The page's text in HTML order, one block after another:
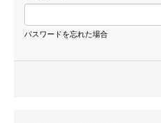
パスワードを忘れた場合